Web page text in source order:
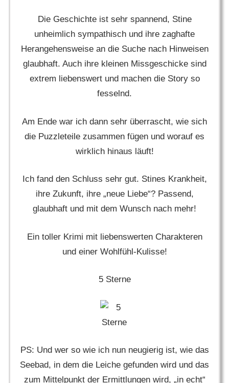
Die Geschichte ist sehr spannend, Stine
unheimlich sympathisch und ihre zaghafte
Herangehensweise an die Suche nach Hinweisen
glaubhaft. Auch ihre kleinen Missgeschicke sind
extrem liebenswert und machen die Story so
fesselnd.
Am Ende war ich dann sehr überrascht, wie sich
die Puzzleteile zusammen fügen und worauf es
wirklich hinaus läuft!
Ich fand den Schluss sehr gut. Stines Krankheit,
ihre Zukunft, ihre „neue Liebe“? Passend,
glaubhaft und mit dem Wunsch nach mehr!
Ein toller Krimi mit liebenswerten Charakteren
und einer Wohlfühl-Kulisse!
5 Sterne
PS: Und wer so wie ich nun neugierig ist, wie das
Seebad, in dem die Leiche gefunden wird und das
zum Mittelpunkt der Ermittlungen wird, „in echt“